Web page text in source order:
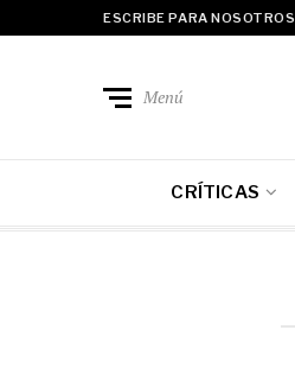
ESCRIBE PARA NOSOTROS
Menú
CRÍTICAS